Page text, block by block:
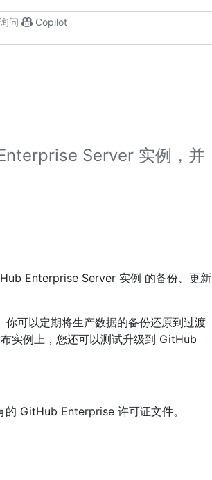
问 Copilot
Server 实例，并
Enterprise Server 实例 的备份、更新
可以定期将生产数据的备份还原到过渡
实例上，您还可以测试升级到 GitHub
GitHub Enterprise 许可证文件。